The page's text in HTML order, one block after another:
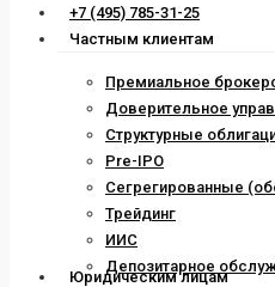
Menu
+7 (495) 785-31-25
Частным клиентам
Премиальное
Доверительное
Структурные
Pre-IPO
Сегрегированные
Трейдинг
ИИС
Депозитарное
Юридическим лицам